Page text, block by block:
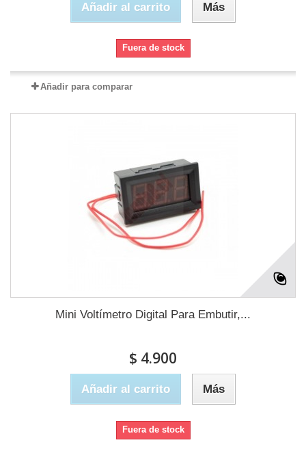
Añadir al carrito Más
Fuera de stock
Añadir para comparar
Mini Voltímetro Digital Para Embutir,...
$ 4.900
Añadir al carrito Más
Fuera de stock